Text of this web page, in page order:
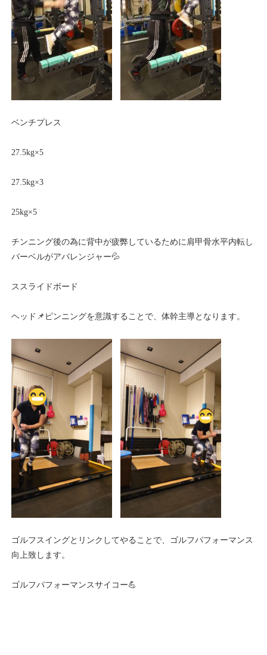
ベンチプレス
27.5kg×5
27.5kg×3
25kg×5
チンニング後の為に背中が疲弊しているために肩甲骨水平内転し
バーベルがアバレンジャー💦
ススライドボード
ヘッド📌ピンニングを意識することで、体幹主導となります。
ゴルフスイングとリンクしてやることで、ゴルフパフォーマンス
向上致します。
ゴルフパフォーマンスサイコー💪